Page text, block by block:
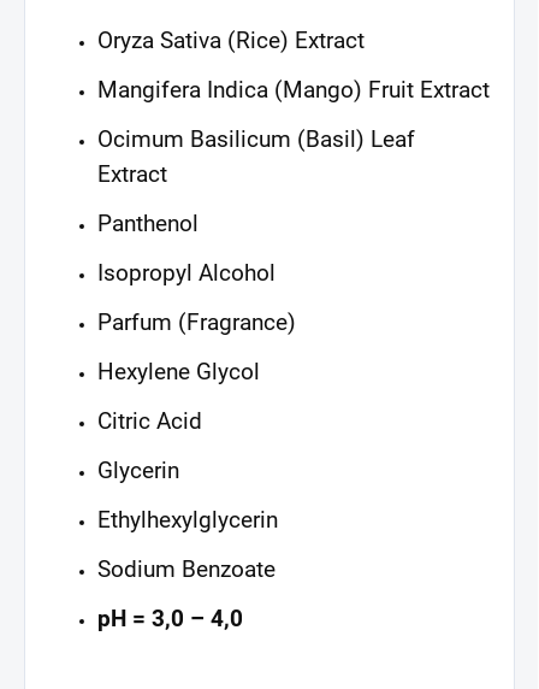
Oryza Sativa (Rice) Extract
Mangifera Indica (Mango) Fruit Extract
Ocimum Basilicum (Basil) Leaf
Extract
Panthenol
Isopropyl Alcohol
Parfum (Fragrance)
Hexylene Glycol
Citric Acid
Glycerin
Ethylhexylglycerin
Sodium Benzoate
pH = 3,0 – 4,0